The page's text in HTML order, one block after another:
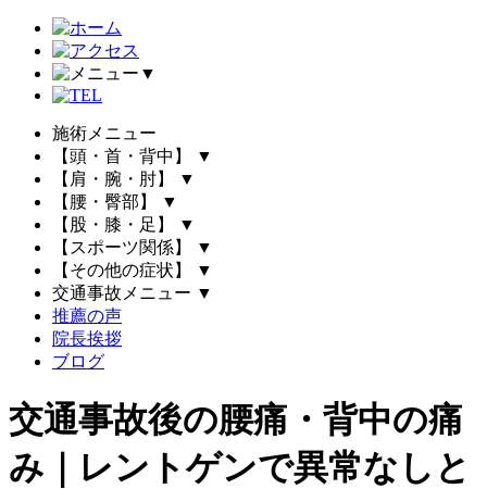
▼
施術メニュー
【頭・首・背中】
▼
【肩・腕・肘】
▼
【腰・臀部】
▼
【股・膝・足】
▼
【スポーツ関係】
▼
【その他の症状】
▼
交通事故メニュー ▼
推薦の声
院長挨拶
ブログ
交通事故後の腰痛・背中の痛
み｜レントゲンで異常なしと